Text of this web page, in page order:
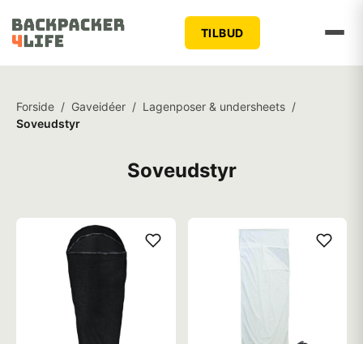
TILBUD
Forside / Gaveidéer / Lagenposer & undersheets /
Soveudstyr
Soveudstyr